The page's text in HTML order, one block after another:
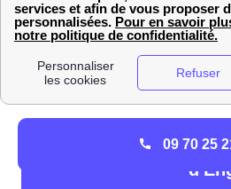
Avec ces données en main,
grille tarifaire de
Grille tarifaire de
09 70 25